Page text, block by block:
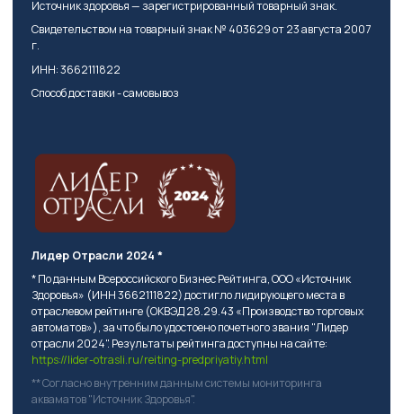
Источник здоровья — зарегистрированный товарный знак.
Свидетельством на товарный знак № 403629 от 23 августа 2007
г.
ИНН: 3662111822
Способ доставки - самовывоз
Лидер Отрасли 2024 *
* По данным Всероссийского Бизнес Рейтинга, ООО «Источник
Здоровья» (ИНН 3662111822) достигло лидирующего места в
отраслевом рейтинге (ОКВЭД 28.29.43 «Производство торговых
автоматов»), за что было удостоено почетного звания "Лидер
отрасли 2024". Результаты рейтинга доступны на сайте:
https://lider-otrasli.ru/reiting-predpriyatiy.html
** Согласно внутренним данным системы мониторинга
акваматов "Источник Здоровья".